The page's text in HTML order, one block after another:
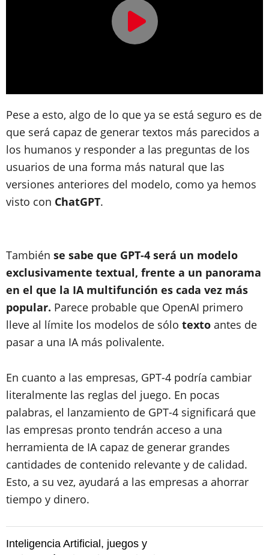
Pese a esto, algo de lo que ya se está seguro es de
que será capaz de generar textos más parecidos a
los humanos y responder a las preguntas de los
usuarios de una forma más natural que las
versiones anteriores del modelo, como ya hemos
visto con ChatGPT.
También se sabe que GPT-4 será un modelo
exclusivamente textual, frente a un panorama
en el que la IA multifunción es cada vez más
popular. Parece probable que OpenAI primero
lleve al límite los modelos de sólo texto antes de
pasar a una IA más polivalente.
En cuanto a las empresas, GPT-4 podría cambiar
literalmente las reglas del juego. En pocas
palabras, el lanzamiento de GPT-4 significará que
las empresas pronto tendrán acceso a una
herramienta de IA capaz de generar grandes
cantidades de contenido relevante y de calidad.
Esto, a su vez, ayudará a las empresas a ahorrar
tiempo y dinero.
Inteligencia Artificial, juegos y